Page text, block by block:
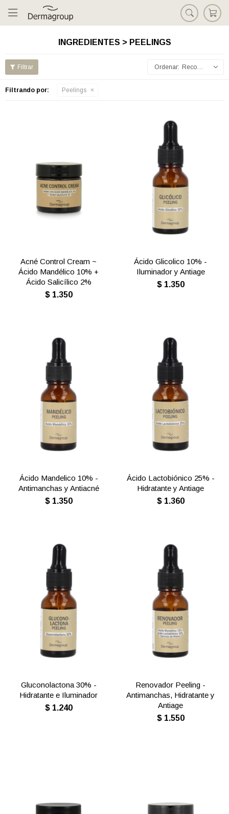

INGREDIENTES > PEELINGS
Recomendados
Filtrando por: Peelings
Acné Control Cream ~
Ácido Mandélico 10% +
Ácido Salicílico 2%
$ 1.350
Ácido Glicolico 10% -
Iluminador y Antiage
$ 1.350
Ácido Mandelico 10% -
Antimanchas y Antiacné
$ 1.350
Ácido Lactobiónico 25% -
Hidratante y Antiage
$ 1.360
Gluconolactona 30% -
Hidratante e Iluminador
$ 1.240
Renovador Peeling -
Antimanchas, Hidratante y
Antiage
$ 1.550